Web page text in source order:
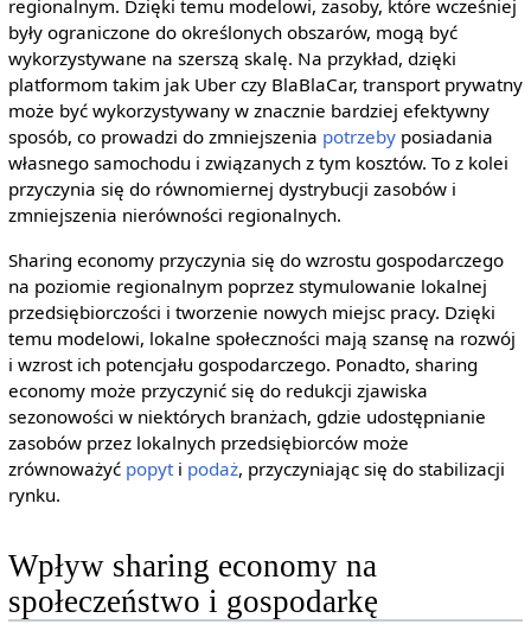
regionalnym. Dzięki temu modelowi, zasoby, które wcześniej
były ograniczone do określonych obszarów, mogą być
wykorzystywane na szerszą skalę. Na przykład, dzięki
platformom takim jak Uber czy BlaBlaCar, transport prywatny
może być wykorzystywany w znacznie bardziej efektywny
sposób, co prowadzi do zmniejszenia potrzebyposiadania
własnego samochodu i związanych z tym kosztów. To z kolei
przyczynia się do równomiernej dystrybucji zasobów i
zmniejszenia nierówności regionalnych.
Sharing economy przyczynia się do wzrostu gospodarczego
na poziomie regionalnym poprzez stymulowanie lokalnej
przedsiębiorczości i tworzenie nowych miejsc pracy. Dzięki
temu modelowi, lokalne społeczności mają szansę na rozwój
i wzrost ich potencjału gospodarczego. Ponadto, sharing
economy może przyczynić się do redukcji zjawiska
sezonowości w niektórych branżach, gdzie udostępnianie
zasobów przez lokalnych przedsiębiorców może
zrównoważyć popyti podaż, przyczyniając się do stabilizacji
rynku.
Wpływ sharing economy na
społeczeństwo i gospodarkę